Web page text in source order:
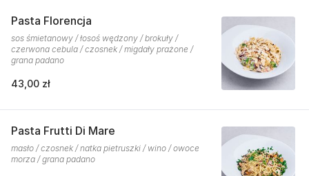
Pasta Florencja
sos śmietanowy / łosoś wędzony / brokuły /
czerwona cebula / czosnek / migdały prażone /
grana padano
43,00 zł
Pasta Frutti Di Mare
masło / czosnek / natka pietruszki / wino / owoce
morza / grana padano